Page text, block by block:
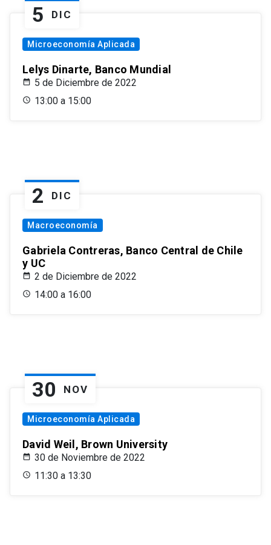
5 DIC
Microeconomía Aplicada
Lelys Dinarte, Banco Mundial
5 de Diciembre de 2022
13:00 a 15:00
2 DIC
Macroeconomía
Gabriela Contreras, Banco Central de Chile
y UC
2 de Diciembre de 2022
14:00 a 16:00
30 NOV
Microeconomía Aplicada
David Weil, Brown University
30 de Noviembre de 2022
11:30 a 13:30